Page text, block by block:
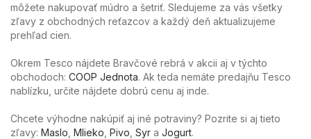
môžete nakupovať múdro a šetriť. Sledujeme za vás všetky
zľavy z obchodných reťazcov a každý deň aktualizujeme
prehľad cien.
Okrem Tesco nájdete Bravčové rebrá v akcii aj v týchto
obchodoch: COOP Jednota. Ak teda nemáte predajňu Tesco
nablízku, určite nájdete dobrú cenu aj inde.
Chcete výhodne nakúpiť aj iné potraviny? Pozrite si aj tieto
zľavy: Maslo Mlieko Pivo Syr a Jogurt.